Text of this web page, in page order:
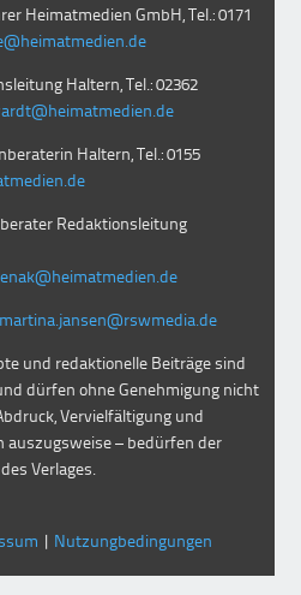
Heimatmedien GmbH, Tel.: 0171
Haltern, Tel.: 02362
Haltern, Tel.: 0155
Redaktionsleitung
martina.jansen@rswmedia.de
und redaktionelle Beiträge sind
dürfen ohne Genehmigung nicht
Vervielfältigung und
auszugsweise – bedürfen der
Verlages.
| Nutzungbedingungen